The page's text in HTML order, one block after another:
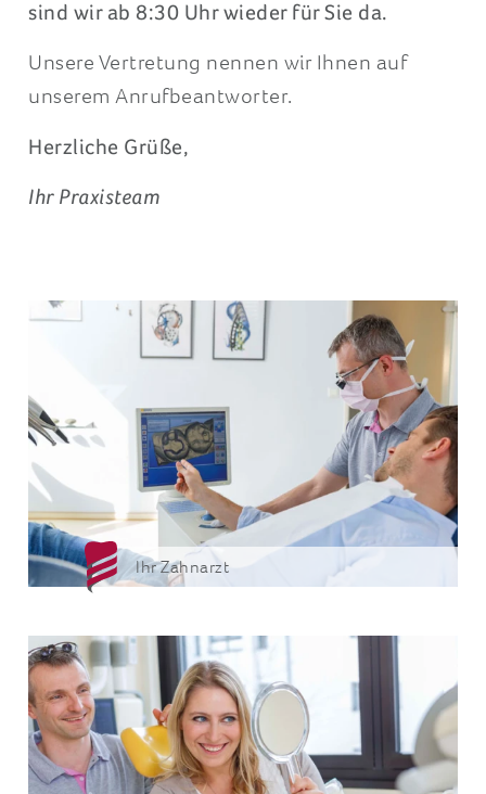
Unsere Vertretung nennen wir Ihnen auf
unserem Anrufbeantworter.
Ihr Praxisteam
Ihr Zahnarzt